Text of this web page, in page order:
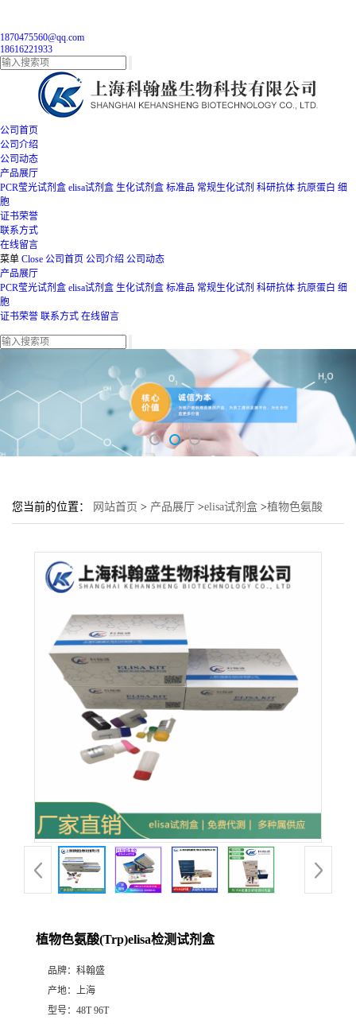
1870475560@qq.com
18616221933
公司首页
公司介绍
公司动态
产品展厅
PCR莹光试剂盒 elisa试剂盒 生化试剂盒 标准品 常规生化试剂 科研抗体 抗原蛋白 细
胞
证书荣誉
联系方式
在线留言
菜单 Close 公司首页 公司介绍 公司动态
产品展厅
PCR莹光试剂盒 elisa试剂盒 生化试剂盒 标准品 常规生化试剂 科研抗体 抗原蛋白 细
胞
证书荣誉 联系方式 在线留言
您当前的位置： 网站首页 > 产品展厅 >elisa试剂盒 >植物色氨酸
植物色氨酸(Trp)elisa检测试剂盒
品牌： 科翰盛
产地： 上海
型号： 48T 96T